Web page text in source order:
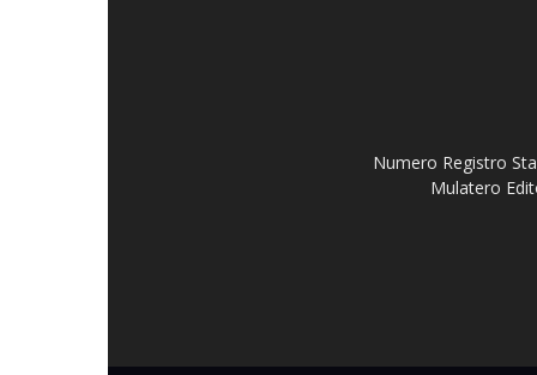
Numero Registro
Mulatero